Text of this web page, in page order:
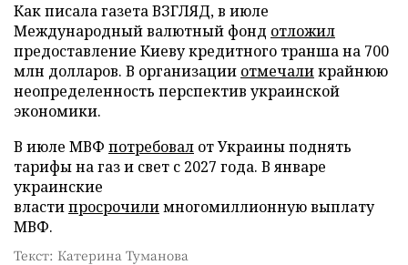
Как писала газета ВЗГЛЯД, в июле
Международный валютный фонд отложил
предоставление Киеву кредитного транша на 700
млн долларов. В организации отмечаликрайнюю
неопределенность перспектив украинской
экономики.
В июле МВФ потребовал от Украины поднять
тарифы на газ и свет с 2027 года. В январе
украинские
властипросрочилимногомиллионную выплату
МВФ.
Текст: Катерина Туманова